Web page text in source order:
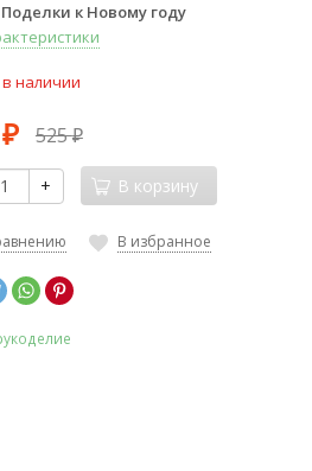
Поделки к Новому году
наличии
₽ 525₽
+ В корзину
В избранное